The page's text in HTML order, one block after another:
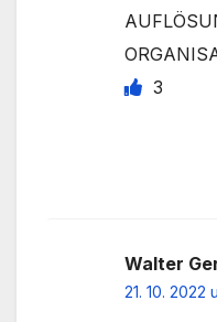
3
Walter
21. 10. 2022